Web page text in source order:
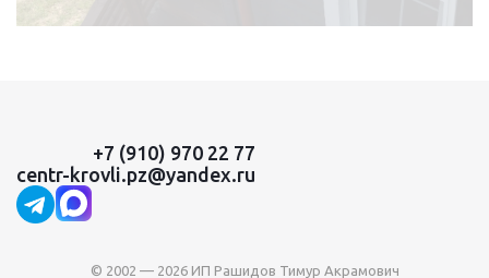
+7 (910) 970 22 77
centr-krovli.pz@yandex.ru
© 2002 — 2026 ИП Рашидов Тимур Акрамович